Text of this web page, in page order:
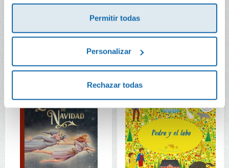
Permitir todas
Personalizar
Rechazar todas